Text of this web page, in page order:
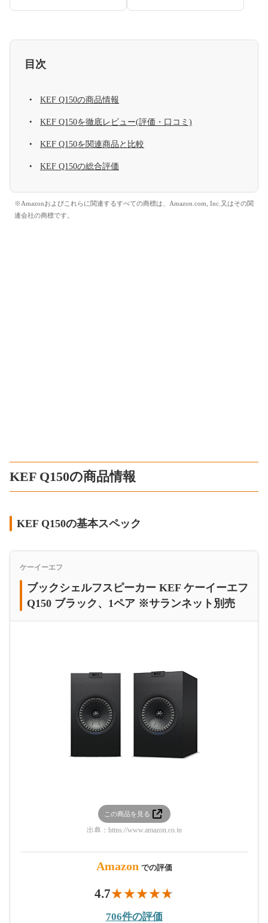
目次
KEF Q150の商品情報
KEF Q150を徹底レビュー(評価・口コミ)
KEF Q150を関連商品と比較
KEF Q150の総合評価
※Amazonおよびこれらに関連するすべての商標は、Amazon.com, Inc.又はその関
連会社の商標です。
KEF Q150の商品情報
KEF Q150の基本スペック
ケーイーエフ
ブックシェルフスピーカー KEF ケーイーエフ
Q150 ブラック、1ペア ※サランネット別売
この商品を見る
出典： https://www.amazon.co.jp
Amazon での評価
4.7
706件の評価